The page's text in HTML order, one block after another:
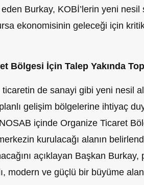
Burkay, KOBİ’lerin yeni nesil
ekonomisinin geleceği için
Bölgesi İçin Talep Yakında
de sanayi gibi yeni nesil
gelişim bölgelerine ihtiyaç
içinde Organize Ticaret
merkezin kurulacağı alanın
açıklayan Başkan
modern ve güçlü bir büyüme